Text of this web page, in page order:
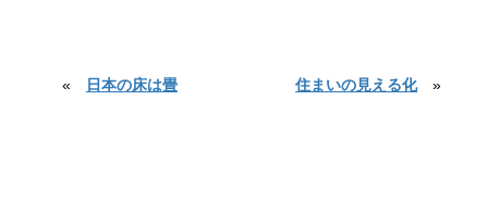
« 日本の床は畳 住まいの見える化 »